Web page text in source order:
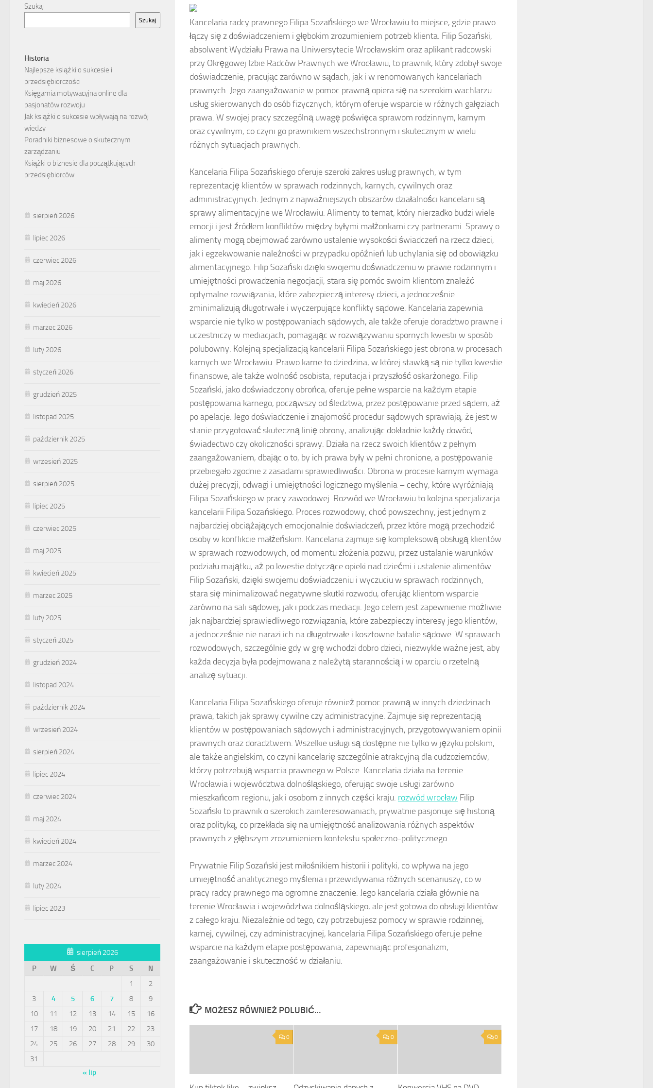
Kancelaria radcy prawnego Filipa Sozańskiego we Wrocławiu to miejsce, gdzie prawo
łączy się z doświadczeniem i głębokim zrozumieniem potrzeb klienta. Filip Sozański,
absolwent Wydziału Prawa na Uniwersytecie Wrocławskim oraz aplikant radcowski
przy Okręgowej Izbie Radców Prawnych we Wrocławiu, to prawnik, który zdobył swoje
doświadczenie, pracując zarówno w sądach, jak i w renomowanych kancelariach
prawnych. Jego zaangażowanie w pomoc prawną opiera się na szerokim wachlarzu
usług skierowanych do osób fizycznych, którym oferuje wsparcie w różnych gałęziach
prawa. W swojej pracy szczególną uwagę poświęca sprawom rodzinnym, karnym
oraz cywilnym, co czyni go prawnikiem wszechstronnym i skutecznym w wielu
różnych sytuacjach prawnych.
Kancelaria Filipa Sozańskiego oferuje szeroki zakres usług prawnych, w tym
reprezentację klientów w sprawach rodzinnych, karnych, cywilnych oraz
administracyjnych. Jednym z najważniejszych obszarów działalności kancelarii są
sprawy alimentacyjne we Wrocławiu. Alimenty to temat, który nierzadko budzi wiele
emocji i jest źródłem konfliktów między byłymi małżonkami czy partnerami. Sprawy o
alimenty mogą obejmować zarówno ustalenie wysokości świadczeń na rzecz dzieci,
jak i egzekwowanie należności w przypadku opóźnień lub uchylania się od obowiązku
alimentacyjnego. Filip Sozański dzięki swojemu doświadczeniu w prawie rodzinnym i
umiejętności prowadzenia negocjacji, stara się pomóc swoim klientom znaleźć
optymalne rozwiązania, które zabezpieczą interesy dzieci, a jednocześnie
zminimalizują długotrwałe i wyczerpujące konflikty sądowe. Kancelaria zapewnia
wsparcie nie tylko w postępowaniach sądowych, ale także oferuje doradztwo prawne i
uczestniczy w mediacjach, pomagając w rozwiązywaniu spornych kwestii w sposób
polubowny. Kolejną specjalizacją kancelarii Filipa Sozańskiego jest obrona w procesach
karnych we Wrocławiu. Prawo karne to dziedzina, w której stawką są nie tylko kwestie
finansowe, ale także wolność osobista, reputacja i przyszłość oskarżonego. Filip
Sozański, jako doświadczony obrońca, oferuje pełne wsparcie na każdym etapie
postępowania karnego, począwszy od śledztwa, przez postępowanie przed sądem, aż
po apelacje. Jego doświadczenie i znajomość procedur sądowych sprawiają, że jest w
stanie przygotować skuteczną linię obrony, analizując dokładnie każdy dowód,
świadectwo czy okoliczności sprawy. Działa na rzecz swoich klientów z pełnym
zaangażowaniem, dbając o to, by ich prawa były w pełni chronione, a postępowanie
przebiegało zgodnie z zasadami sprawiedliwości. Obrona w procesie karnym wymaga
dużej precyzji, odwagi i umiejętności logicznego myślenia – cechy, które wyróżniają
Filipa Sozańskiego w pracy zawodowej. Rozwód we Wrocławiu to kolejna specjalizacja
kancelarii Filipa Sozańskiego. Proces rozwodowy, choć powszechny, jest jednym z
najbardziej obciążających emocjonalnie doświadczeń, przez które mogą przechodzić
osoby w konflikcie małżeńskim. Kancelaria zajmuje się kompleksową obsługą klientów
w sprawach rozwodowych, od momentu złożenia pozwu, przez ustalanie warunków
podziału majątku, aż po kwestie dotyczące opieki nad dziećmi i ustalenie alimentów.
Filip Sozański, dzięki swojemu doświadczeniu i wyczuciu w sprawach rodzinnych,
stara się minimalizować negatywne skutki rozwodu, oferując klientom wsparcie
zarówno na sali sądowej, jak i podczas mediacji. Jego celem jest zapewnienie możliwie
jak najbardziej sprawiedliwego rozwiązania, które zabezpieczy interesy jego klientów,
a jednocześnie nie narazi ich na długotrwałe i kosztowne batalie sądowe. W sprawach
rozwodowych, szczególnie gdy w grę wchodzi dobro dzieci, niezwykle ważne jest, aby
każda decyzja była podejmowana z należytą starannością i w oparciu o rzetelną
analizę sytuacji.
Kancelaria Filipa Sozańskiego oferuje również pomoc prawną w innych dziedzinach
prawa, takich jak sprawy cywilne czy administracyjne. Zajmuje się reprezentacją
klientów w postępowaniach sądowych i administracyjnych, przygotowywaniem opinii
prawnych oraz doradztwem. Wszelkie usługi są dostępne nie tylko w języku polskim,
ale także angielskim, co czyni kancelarię szczególnie atrakcyjną dla cudzoziemców,
którzy potrzebują wsparcia prawnego w Polsce. Kancelaria działa na terenie
Wrocławia i województwa dolnośląskiego, oferując swoje usługi zarówno
mieszkańcom regionu, jak i osobom z innych części kraju. rozwód wrocław Filip
Sozański to prawnik o szerokich zainteresowaniach, prywatnie pasjonuje się historią
oraz polityką, co przekłada się na umiejętność analizowania różnych aspektów
prawnych z głębszym zrozumieniem kontekstu społeczno-politycznego.
Prywatnie Filip Sozański jest miłośnikiem historii i polityki, co wpływa na jego
umiejętność analitycznego myślenia i przewidywania różnych scenariuszy, co w
pracy radcy prawnego ma ogromne znaczenie. Jego kancelaria działa głównie na
terenie Wrocławia i województwa dolnośląskiego, ale jest gotowa do obsługi klientów
z całego kraju. Niezależnie od tego, czy potrzebujesz pomocy w sprawie rodzinnej,
karnej, cywilnej, czy administracyjnej, kancelaria Filipa Sozańskiego oferuje pełne
wsparcie na każdym etapie postępowania, zapewniając profesjonalizm,
zaangażowanie i skuteczność w działaniu.
MOŻESZ RÓWNIEŻ POLUBIĆ…
0 0 0
Szukaj
Szukaj
Historia
Najlepsze książki o sukcesie i
przedsiębiorczości
Księgarnia motywacyjna online dla
pasjonatów rozwoju
Jak książki o sukcesie wpływają na rozwój
wiedzy
Poradniki biznesowe o skutecznym
zarządzaniu
Książki o biznesie dla początkujących
przedsiębiorców
sierpień 2026
lipiec 2026
czerwiec 2026
maj 2026
kwiecień 2026
marzec 2026
luty 2026
styczeń 2026
grudzień 2025
listopad 2025
październik 2025
wrzesień 2025
sierpień 2025
lipiec 2025
czerwiec 2025
maj 2025
kwiecień 2025
marzec 2025
luty 2025
styczeń 2025
grudzień 2024
listopad 2024
październik 2024
wrzesień 2024
sierpień 2024
lipiec 2024
czerwiec 2024
maj 2024
kwiecień 2024
marzec 2024
luty 2024
lipiec 2023
sierpień 2026
P
W Ś C P S
N
1
2
3
4 5 6 7 8
9
10
11 12 13 14 15
16
17
18 19 20 21 22
23
24
25 26 27 28 29
30
31
« lip